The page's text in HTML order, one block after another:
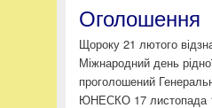
Оголошення
Щороку 21 лютого
Міжнародний день
проголошений
ЮНЕСКО 17 листопада